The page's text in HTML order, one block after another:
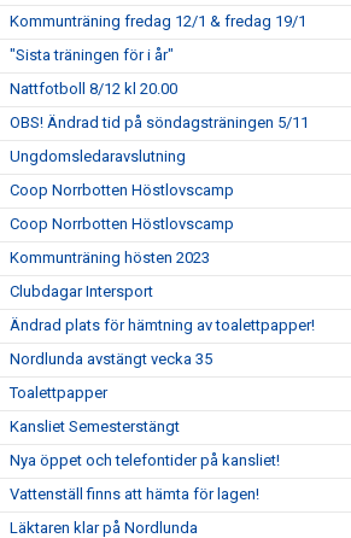
Kommunträning fredag 12/1 & fredag 19/1
"Sista träningen för i år"
Nattfotboll 8/12 kl 20.00
OBS! Ändrad tid på söndagsträningen 5/11
Ungdomsledaravslutning
Coop Norrbotten Höstlovscamp
Coop Norrbotten Höstlovscamp
Kommunträning hösten 2023
Clubdagar Intersport
Ändrad plats för hämtning av toalettpapper!
Nordlunda avstängt vecka 35
Toalettpapper
Kansliet Semesterstängt
Nya öppet och telefontider på kansliet!
Vattenställ finns att hämta för lagen!
Läktaren klar på Nordlunda